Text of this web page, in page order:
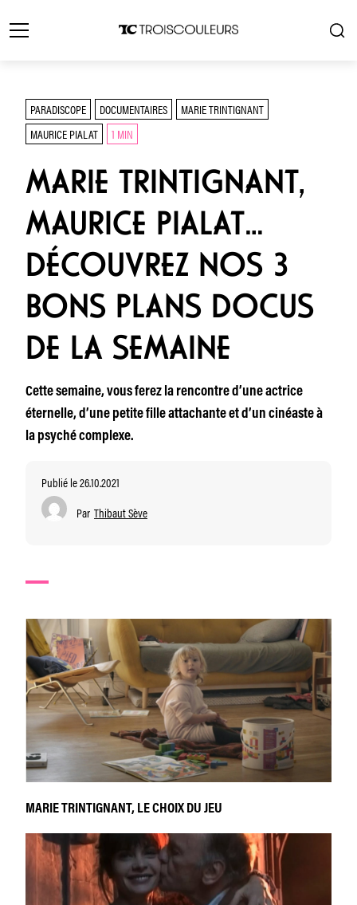
PARADISCOPE DOCUMENTAIRES
MARIE TRINTIGNANT
MAURICE PIALAT
1 MIN
MARIE TRINTIGNANT,
MAURICE PIALAT…
DÉCOUVREZ NOS 3
BONS PLANS DOCUS
DE LA SEMAINE
Cette semaine, vous ferez la rencontre d’une actrice
éternelle, d’une petite fille attachante et d’un cinéaste à
la psyché complexe.
Publié le 26.10.2021
Par Thibaut Sève
MARIE TRINTIGNANT, LE CHOIX DU JEU